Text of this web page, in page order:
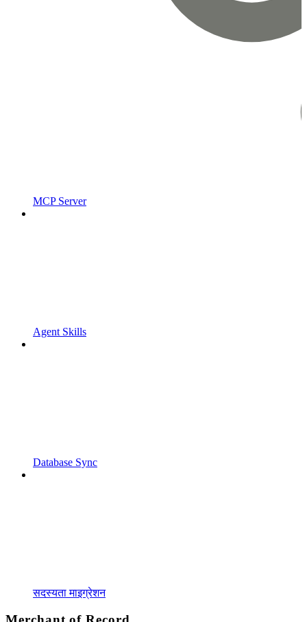
MCP Server
Agent Skills
Database Sync
सदस्यता माइग्रेशन